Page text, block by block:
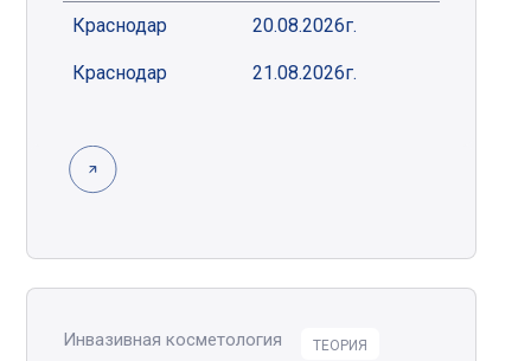
Краснодар 20.08.2026г.
Краснодар 21.08.2026г.
Инвазивная косметология ТЕОРИЯ